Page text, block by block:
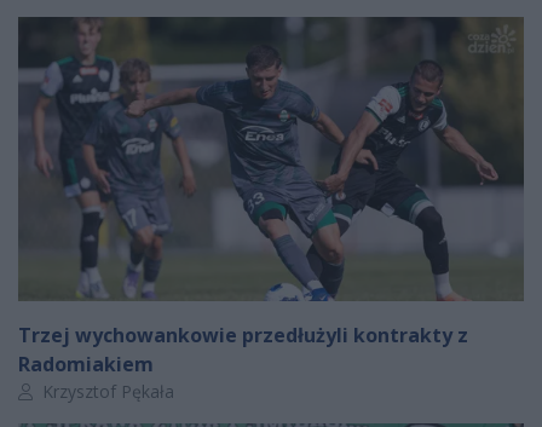
Trzej wychowankowie przedłużyli kontrakty z
Radomiakiem
Autor artykułu:
Krzysztof Pękała